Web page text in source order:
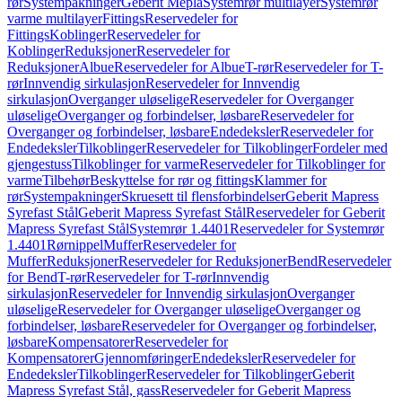
varme multilayerFittingsReservedeler for
FittingsKoblingerReservedeler for
KoblingerReduksjonerReservedeler for
ReduksjonerAlbueReservedeler for AlbueT-rørReservedeler for T-
rørInnvendig sirkulasjonReservedeler for Innvendig
sirkulasjonOverganger uløseligeReservedeler for Overganger
uløseligeOverganger og forbindelser, løsbareReservedeler for
Overganger og forbindelser, løsbareEndedekslerReservedeler for
EndedekslerTilkoblingerReservedeler for TilkoblingerFordeler med
gjengestussTilkoblinger for varmeReservedeler for Tilkoblinger for
varmeTilbehørBeskyttelse for rør og fittingsKlammer for
rørSystempakningerSkruesett til flensforbindelserGeberit Mapress
Syrefast StålGeberit Mapress Syrefast StålReservedeler for Geberit
Mapress Syrefast StålSystemrør 1.4401Reservedeler for Systemrør
1.4401RørnippelMufferReservedeler for
MufferReduksjonerReservedeler for ReduksjonerBendReservedeler
for BendT-rørReservedeler for T-rørInnvendig
sirkulasjonReservedeler for Innvendig sirkulasjonOverganger
uløseligeReservedeler for Overganger uløseligeOverganger og
forbindelser, løsbareReservedeler for Overganger og forbindelser,
løsbareKompensatorerReservedeler for
KompensatorerGjennomføringerEndedekslerReservedeler for
EndedekslerTilkoblingerReservedeler for TilkoblingerGeberit
Mapress Syrefast Stål, gassReservedeler for Geberit Mapress